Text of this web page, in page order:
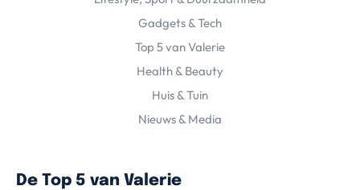
Gadgets & Tech
Top 5 van Valerie
Health & Beauty
Huis & Tuin
Nieuws & Media
De Top 5 van Valerie